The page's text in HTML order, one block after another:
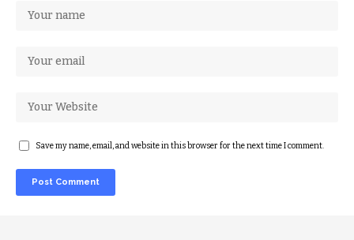
Save my name, email, and website in this browser for the next time I comment.